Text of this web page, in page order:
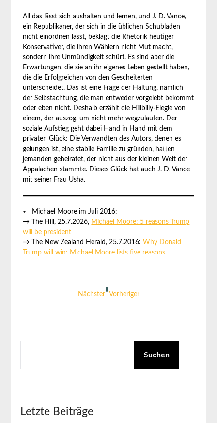
All das lässt sich aushalten und lernen, und J. D. Vance,
ein Republikaner, der sich in die üblichen Schubladen
nicht einordnen lässt, beklagt die Rhetorik heutiger
Konservativer, die ihren Wählern nicht Mut macht,
sondern ihre Unmündigkeit schürt. Es sind aber die
Erwartungen, die sie an ihr eigenes Leben gestellt haben,
die die Erfolgreichen von den Gescheiterten
unterscheidet. Das ist eine Frage der Haltung, nämlich
der Selbstachtung, die man entweder vorgelebt bekommt
oder eben nicht. Deshalb erzählt die Hillbilly-Elegie von
einem, der auszog, um nicht mehr wegzulaufen. Der
soziale Aufstieg geht dabei Hand in Hand mit dem
privaten Glück: Die Verwandten des Autors, denen es
gelungen ist, eine stabile Familie zu gründen, hatten
jemanden geheiratet, der nicht aus der kleinen Welt der
Appalachen stammte. Dieses Glück hat auch J. D. Vance
mit seiner Frau Usha.
∗ Michael Moore im Juli 2016:
→ The Hill, 25.7.2026, Michael Moore: 5 reasons Trump
will be president
→ The New Zealand Herald, 25.7.2016: Why Donald
Trump will win: Michael Moore lists five reasons
Nächster Vorheriger
Suchen
Letzte Beiträge